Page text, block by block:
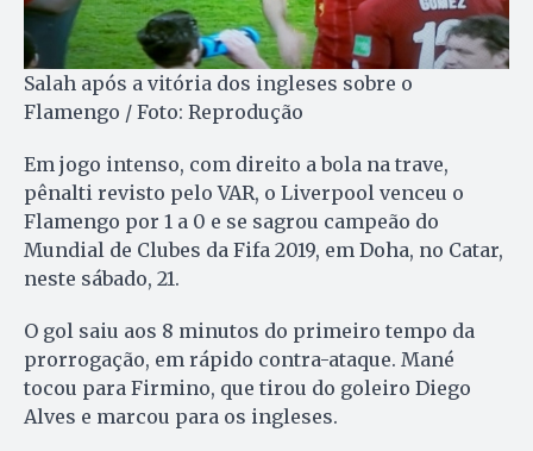
Salah após a vitória dos ingleses sobre o
Flamengo / Foto: Reprodução
Em jogo intenso, com direito a bola na trave,
pênalti revisto pelo VAR, o Liverpool venceu o
Flamengo por 1 a 0 e se sagrou campeão do
Mundial de Clubes da Fifa 2019, em Doha, no Catar,
neste sábado, 21.
O gol saiu aos 8 minutos do primeiro tempo da
prorrogação, em rápido contra-ataque. Mané
tocou para Firmino, que tirou do goleiro Diego
Alves e marcou para os ingleses.